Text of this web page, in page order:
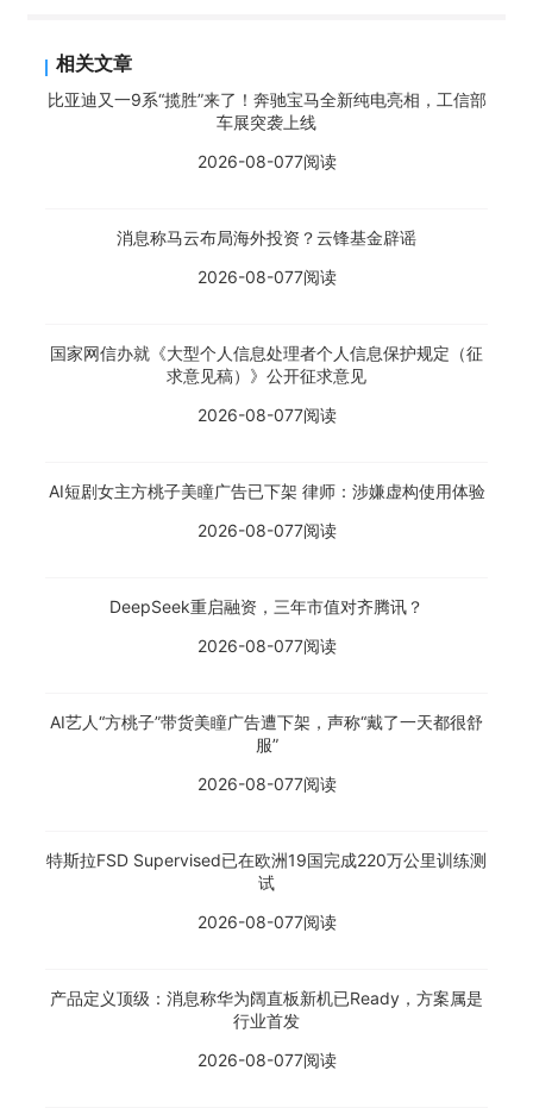
相关文章
比亚迪又一9系“揽胜”来了！奔驰宝马全新纯电亮相，工信部
车展突袭上线
2026-08-077阅读
消息称马云布局海外投资？云锋基金辟谣
2026-08-077阅读
国家网信办就《大型个人信息处理者个人信息保护规定（征
求意见稿）》公开征求意见
2026-08-077阅读
AI短剧女主方桃子美瞳广告已下架 律师：涉嫌虚构使用体验
2026-08-077阅读
DeepSeek重启融资，三年市值对齐腾讯？
2026-08-077阅读
AI艺人“方桃子”带货美瞳广告遭下架，声称“戴了一天都很舒
服”
2026-08-077阅读
特斯拉FSD Supervised已在欧洲19国完成220万公里训练测
试
2026-08-077阅读
产品定义顶级：消息称华为阔直板新机已Ready，方案属是
行业首发
2026-08-077阅读